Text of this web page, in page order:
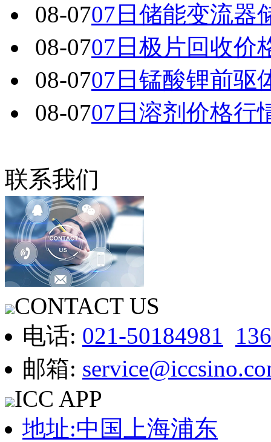
08-0707日储能变流器
08-0707日极片回收价
08-0707日锰酸锂前驱
08-0707日溶剂价格行
联系我们
CONTACT US
电话: 021-50184981
邮箱:
ICC APP
地址:中国上海浦东